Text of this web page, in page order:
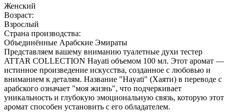
Женский
Возраст:
Взрослый
Страна производства:
Объединённые Арабские Эмираты
Представляем вашему вниманию туалетные духи тестер
ATTAR COLLECTION Hayati объемом 100 мл. Этот аромат —
истинное произведение искусства, созданное с любовью и
вниманием к деталям. Название "Hayati" (Хаяти) в переводе с
арабского означает "моя жизнь", что подчеркивает
уникальность и глубокую эмоциональную связь, которую этот
аромат способен установить с его обладателем.